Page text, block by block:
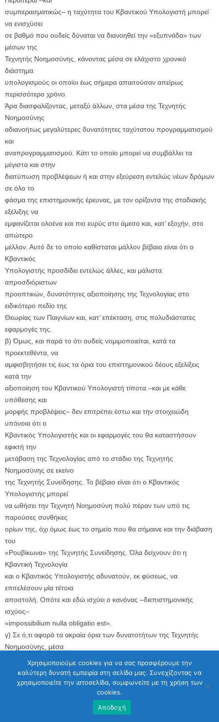
συμπερασματικώς– η ταχύτητα του Κβαντικού Υπολογιστή μπορεί
να ενισχύσει
σε βαθμό που ουδείς δύναται να διανοηθεί την «εξυπνάδα» των
μέσων της
Τεχνητής Νοημοσύνης, κάνοντας μέσα σε ελάχιστο χρονικό
διάστημα
υπολογισμούς οι οποίοι έως σήμερα απαιτούσαν απείρως
περισσότερο χρόνο.
Άρα διασφαλίζοντας, μεταξύ άλλων, στα μέσα της Τεχνητής
Νοημοσύνης
αδιανοήτως μεγαλύτερες δυνατότητες ταχύτατου προγραμματισμού
και
αναπρογραμματισμού. Κάτι το οποίο μπορεί να συμβάλλει τα
μέγιστα και στην
διατύπωση προβλέψεων ή και στην εξεύρεση εντελώς νέων δρόμων
σε όλο το
φάσμα της επιστημονικής έρευνας, με τον ορίζοντα της σταδιακής
εξέλιξης να
εμφανίζεται ολοένα και πιο ευρύς στο άμεσο και, κατ’ εξοχήν, στο
απώτερο
μέλλον. Αυτό δε το οποίο καθίσταται μάλλον βέβαιο είναι ότι ο
Κβαντικός
Υπολογιστής προσδίδει εντελώς άλλες, και μάλιστα
απροσδιόριστων
προοπτικών, δυνατότητες αξιοποίησης της Τεχνολογίας στο
ειδικότερο πεδίο της
Θεωρίας των Παιγνίων και, κατ’ επέκταση, στις πολυδιάστατες
εφαρμογές της.
β) Όμως, και παρά το ότι ουδείς νομιμοποιείται, κατά τα
προεκτεθέντα, να
αμφισβητήσει τις έως τα όρια του επιστημονικού δέους εξελίξεις
κατά την
αξιοποίηση του Κβαντικού Υπολογιστή τίποτα –και με κάθε
υπόθεσης και
μορφής προβλέψεις– δεν επιτρέπει έστω και την στοιχειώδη
υπόνοια ότι ο
Κβαντικός Υπολογιστής και οι εφαρμογές του θα καταστήσουν
εφικτή την
μετάβαση της Τεχνολογίας από το στάδιο της Τεχνητής
Νοημοσύνης σε εκείνο
της Τεχνητής Συνείδησης. Το βέβαιο είναι ότι ο Κβαντικός
Υπολογιστής μπορεί
να ωθήσει την Τεχνητή Νοημοσύνη πολύ πέραν των υπό τις
παρούσες συνθήκες
ορίων της, όχι όμως έως το σημείο που θα σήμαινε και την διάβαση
του
«Ρουβίκωνα» της Τεχνητής Συνείδησης. Όλα δείχνουν ότι η
Κβαντική Τεχνολογία
και ο Κβαντικός Υπολογιστής αδυνατούν, εκ φύσεως, να
επιτελέσουν μία τέτοια
αποστολή. Οπότε και εδώ ισχύει ο κανόνας –διεπιστημονικής
ισχύος–
«impossibilium nulla obligatio est».
γ) Σε ό,τι αφορά τα ακραία όρια των δυνατοτήτων της Τεχνητής
Νοημοσύνης, μέσα
από τον συνδυασμό όλων των μέσων που διαθέτει σήμερα, ας
προστεθεί και
τούτο: Όπως παρατηρούν οι συγγραφείς του βιβλίου «Η θαυμαστή
νέας τεχνολογίας» (Erik Brynjolfsson, Andrew McAfee, μετ. Γιώργος
Χρησιμοποιούμε cookies για να σας προσφέρουμε την
καλύτερη δυνατή εμπειρία στη σελίδα μας. Συνεχίζοντας να
χρησιμοποιείτε την ιστοσελίδα, συμφωνείτε με τη χρήση των
cookies.
Αποδοχή